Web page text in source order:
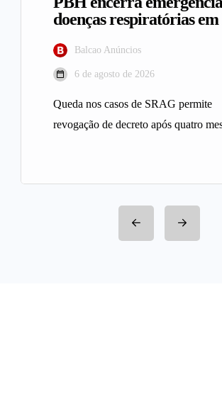
doenças respiratórias
Balcao Anúncios
6 de agosto de 2026
Queda nos casos de SRAG permite
revogação de decreto após quatro